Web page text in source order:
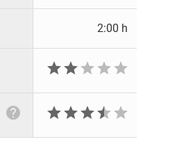
2:00 h

 
